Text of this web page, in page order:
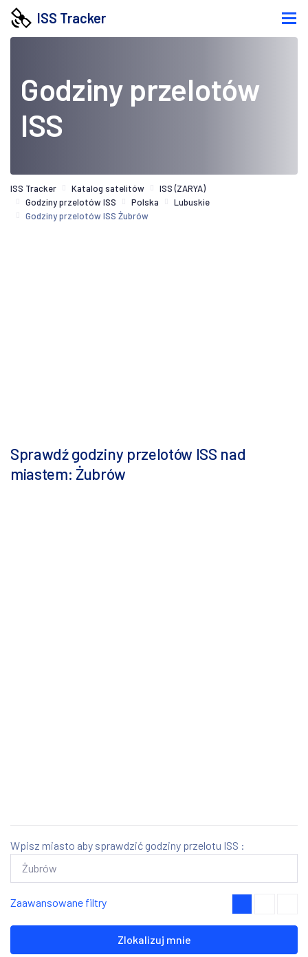
ISS Tracker
Godziny przelotów
ISS
ISS Tracker Katalog satelitów
ISS (ZARYA)
Godziny przelotów ISS
Polska
Lubuskie
Godziny przelotów ISS Żubrów
Sprawdź godziny przelotów ISS nad
miastem: Żubrów
Wpisz miasto aby sprawdzić godziny przelotu ISS :
Zaawansowane filtry
Zlokalizuj mnie